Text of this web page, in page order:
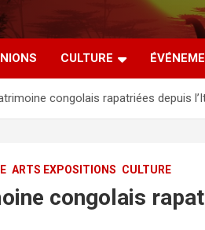
CULTURE
congolais rapatriées depuis
ARTS EXPOSITIONS CULTURE
congolais